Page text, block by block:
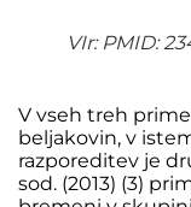
VIr: PMID:
V vseh treh
beljakovin, v
razporeditev je
sod. (2013) (3)